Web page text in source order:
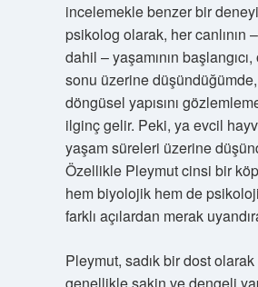
incelemekle benzer bir
psikolog olarak, her canlının
dahil – yaşamının başlangıcı,
sonu üzerine
döngüsel yapısını
ilginç gelir. Peki, ya evcil
yaşam süreleri üzerine
Özellikle Pleymut cinsi bir
hem biyolojik hem de
farklı açılardan merak
Pleymut, sadık bir dost